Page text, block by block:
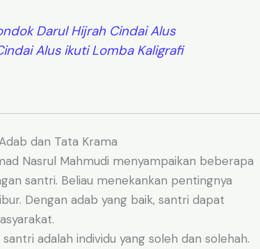
Darul Hijrah Cindai Alus
Alus ikuti Lomba Kaligrafi
dan Tata Krama
Nasrul Mahmudi menyampaikan beberapa
santri. Beliau menekankan pentingnya
Dengan adab yang baik, santri dapat
adalah individu yang soleh dan solehah.